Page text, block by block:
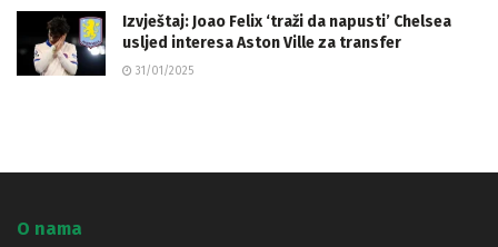
Izvještaj: Joao Felix ‘traži da napusti’ Chelsea
usljed interesa Aston Ville za transfer
31/01/2025
O nama